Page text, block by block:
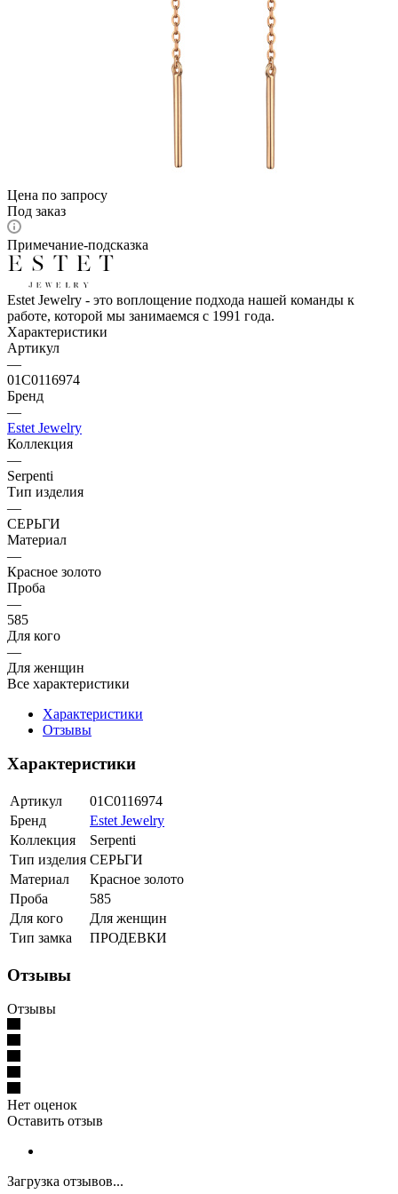
Цена по запросу
Под заказ
Примечание-подсказка
Estet Jewelry - это воплощение подхода нашей команды к
работе, которой мы занимаемся с 1991 года.
Характеристики
Артикул
—
01С0116974
Бренд
—
Estet Jewelry
Коллекция
—
Serpenti
Тип изделия
—
СЕРЬГИ
Материал
—
Красное золото
Проба
—
585
Для кого
—
Для женщин
Все характеристики
Характеристики
Отзывы
Характеристики
Артикул
01С0116974
Бренд
Estet Jewelry
Коллекция
Serpenti
Тип изделия СЕРЬГИ
Материал
Красное золото
Проба
585
Для кого
Для женщин
Тип замка
ПРОДЕВКИ
Отзывы
Отзывы
Нет оценок
Оставить отзыв
Загрузка отзывов...